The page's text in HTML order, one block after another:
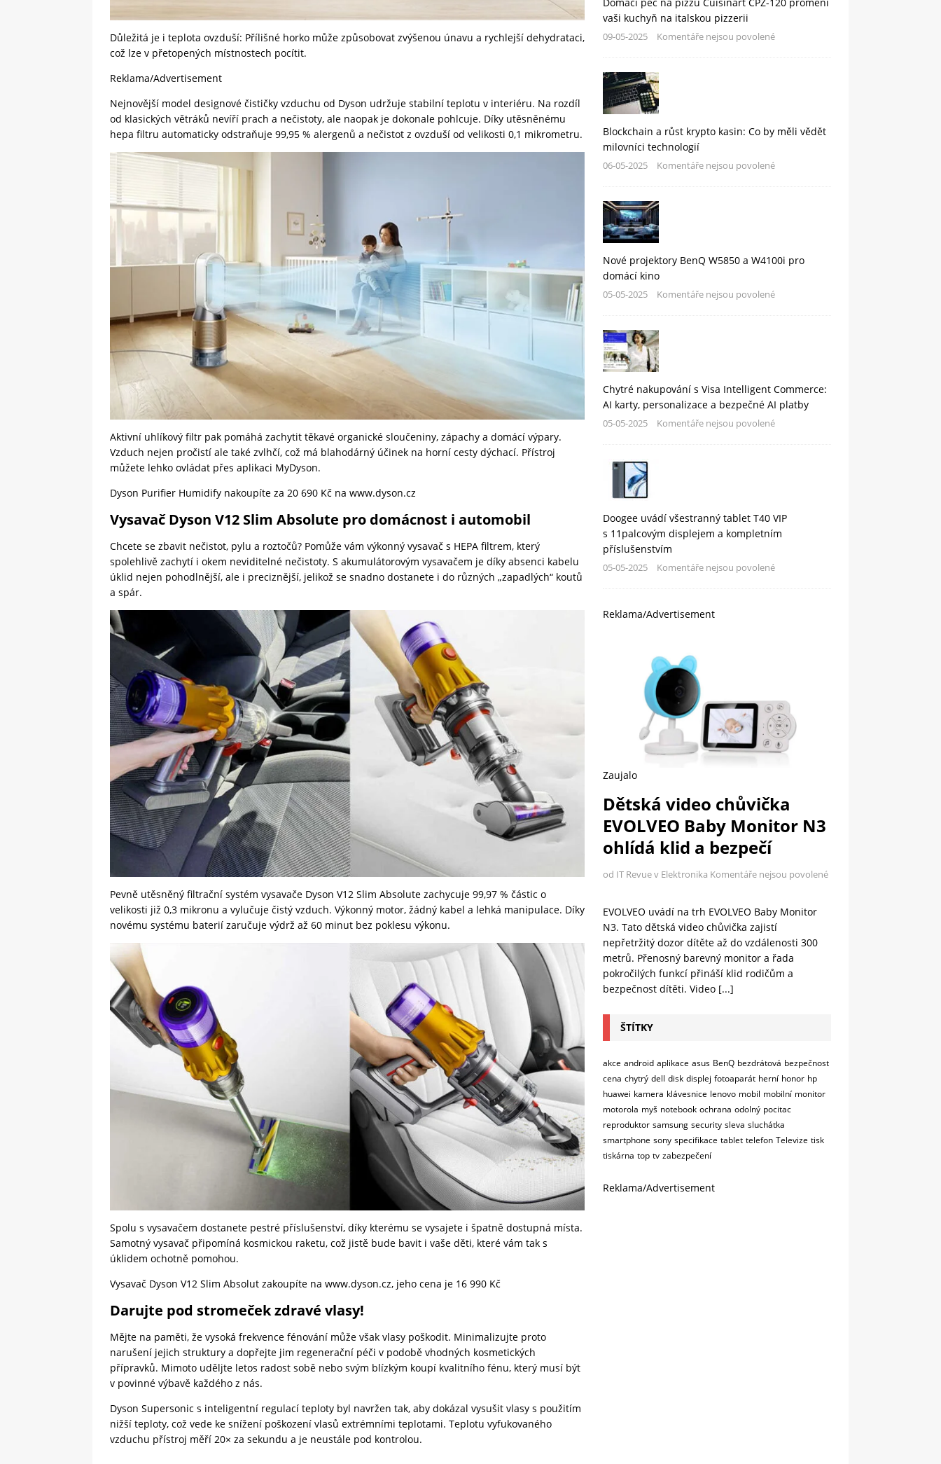
Důležitá je i teplota ovzduší: Přílišné horko může způsobovat zvýšenou únavu a rychlejší dehydrataci,
což lze v přetopených místnostech pocítit.
Reklama/Advertisement
Nejnovější model designové čističky vzduchu od Dyson udržuje stabilní teplotu v interiéru. Na rozdíl
od klasických větráků nevíří prach a nečistoty, ale naopak je dokonale pohlcuje. Díky utěsněnému
hepa filtru automaticky odstraňuje 99,95 % alergenů a nečistot z ovzduší od velikosti 0,1 mikrometru.
Aktivní uhlíkový filtr pak pomáhá zachytit těkavé organické sloučeniny, zápachy a domácí výpary.
Vzduch nejen pročistí ale také zvlhčí, což má blahodárný účinek na horní cesty dýchací. Přístroj
můžete lehko ovládat přes aplikaci MyDyson.
Dyson Purifier Humidify nakoupíte za 20 690 Kč na www.dyson.cz
Vysavač Dyson V12 Slim Absolute pro domácnost i automobil
Chcete se zbavit nečistot, pylu a roztočů? Pomůže vám výkonný vysavač s HEPA filtrem, který
spolehlivě zachytí i okem neviditelné nečistoty. S akumulátorovým vysavačem je díky absenci kabelu
úklid nejen pohodlnější, ale i preciznější, jelikož se snadno dostanete i do různých „zapadlých“ koutů
a spár.
Pevně utěsněný filtrační systém vysavače Dyson V12 Slim Absolute zachycuje 99,97 % částic o
velikosti již 0,3 mikronu a vylučuje čistý vzduch. Výkonný motor, žádný kabel a lehká manipulace. Díky
novému systému baterií zaručuje výdrž až 60 minut bez poklesu výkonu.
Spolu s vysavačem dostanete pestré příslušenství, díky kterému se vysajete i špatně dostupná místa.
Samotný vysavač připomíná kosmickou raketu, což jistě bude bavit i vaše děti, které vám tak s
úklidem ochotně pomohou.
Vysavač Dyson V12 Slim Absolut zakoupíte na www.dyson.cz, jeho cena je 16 990 Kč
Darujte pod stromeček zdravé vlasy!
Mějte na paměti, že vysoká frekvence fénování může však vlasy poškodit. Minimalizujte proto
narušení jejich struktury a dopřejte jim regenerační péči v podobě vhodných kosmetických
přípravků. Mimoto uděljte letos radost sobě nebo svým blízkým koupí kvalitního fénu, který musí být
v povinné výbavě každého z nás.
Dyson Supersonic s inteligentní regulací teploty byl navržen tak, aby dokázal vysušit vlasy s použitím
nižší teploty, což vede ke snížení poškození vlasů extrémními teplotami. Teplotu vyfukovaného
vzduchu přístroj měří 20× za sekundu a je neustále pod kontrolou.
vaši kuchyň na italskou pizzerii
09-05-2025 Komentáře nejsou povolené
Blockchain a růst krypto kasin: Co by měli vědět
milovníci technologií
06-05-2025 Komentáře nejsou povolené
Nové projektory BenQ W5850 a W4100i pro
domácí kino
05-05-2025 Komentáře nejsou povolené
Chytré nakupování s Visa Intelligent Commerce:
AI karty, personalizace a bezpečné AI platby
05-05-2025 Komentáře nejsou povolené
Doogee uvádí všestranný tablet T40 VIP
s 11palcovým displejem a kompletním
příslušenstvím
05-05-2025 Komentáře nejsou povolené
Reklama/Advertisement
Zaujalo
Dětská video chůvička
EVOLVEO Baby Monitor N3
ohlídá klid a bezpečí
od IT Revue v Elektronika Komentáře nejsou povolené
EVOLVEO uvádí na trh EVOLVEO Baby Monitor
N3. Tato dětská video chůvička zajistí
nepřetržitý dozor dítěte až do vzdálenosti 300
metrů. Přenosný barevný monitor a řada
pokročilých funkcí přináší klid rodičům a
bezpečnost dítěti. Video [...]
ŠTÍTKY
akce android aplikace asus BenQ bezdrátová bezpečnost
cena chytrý dell disk displej fotoaparát herní honor hp
huawei kamera klávesnice lenovo mobil mobilní monitor
motorola myš notebook ochrana odolný pocitac
reproduktor samsung security sleva sluchátka
smartphone sony specifikace tablet telefon Televize tisk
tiskárna top tv zabezpečení
Reklama/Advertisement